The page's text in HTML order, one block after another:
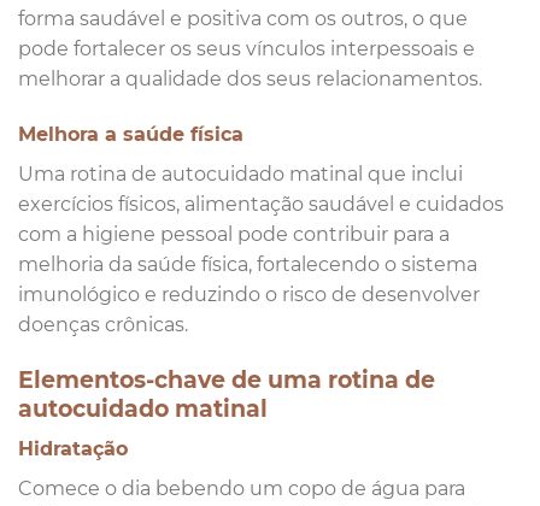
forma saudável e positiva com os outros, o que
pode fortalecer os seus vínculos interpessoais e
melhorar a qualidade dos seus relacionamentos.
Melhora a saúde física
Uma rotina de autocuidado matinal que inclui
exercícios físicos, alimentação saudável e cuidados
com a higiene pessoal pode contribuir para a
melhoria da saúde física, fortalecendo o sistema
imunológico e reduzindo o risco de desenvolver
doenças crônicas.
Elementos-chave de uma rotina de
autocuidado matinal
Hidratação
Comece o dia bebendo um copo de água para